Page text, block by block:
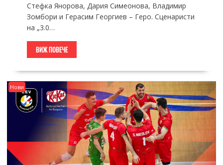
Стефка Янорова, Дария Симеонова, Владимир
Зомбори и Герасим Георгиев – Геро. Сценаристи
на „3.0…
ВИЖ ПОВЕЧЕ
Нови